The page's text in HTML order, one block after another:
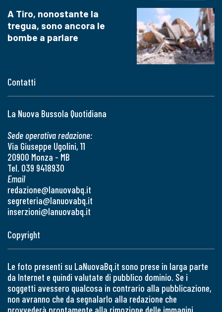
Contatti
La Nuova Bussola Quotidiana
Sede operativa redazione:
Via Giuseppe Ugolini, 11
20900 Monza - MB
Tel. 039 9418930
Email
redazione@lanuovabq.it
segreteria@lanuovabq.it
inserzioni@lanuovabq.it
A Tiro, nonostante la
tregua, sono ancora le
bombe a parlare
Copyright
Le foto presenti su LaNuovaBq.it sono prese in larga parte
da Internet e quindi valutate di pubblico dominio. Se i
soggetti avessero qualcosa in contrario alla pubblicazione,
non avranno che da segnalarlo alla redazione che